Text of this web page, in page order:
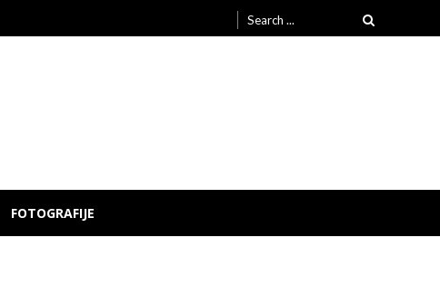
Search
for:
FOTOGRAFIJE